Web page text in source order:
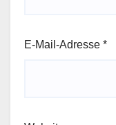
E-Mail-Adresse *